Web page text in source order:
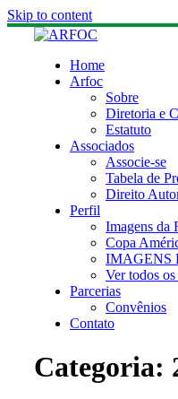
Skip to content
Home
Arfoc
Sobre
Diretoria e
Estatuto
Associados
Associe-se
Tabela de
Direito
Perfil
Imagens da
Copa
IMAGENS
Ver todos
Parcerias
Convênios
Contato
Categoria: